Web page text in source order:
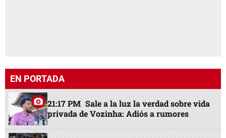
EN PORTADA
21:17 PM Sale a la luz la verdad sobre vida
privada de Vozinha: Adiós a rumores